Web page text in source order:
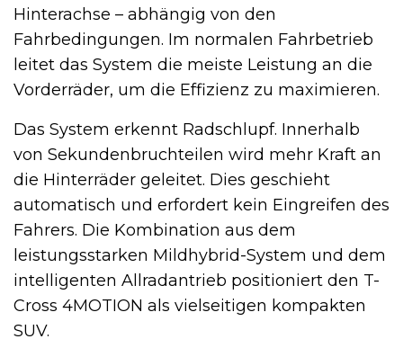
Hinterachse – abhängig von den
Fahrbedingungen. Im normalen Fahrbetrieb
leitet das System die meiste Leistung an die
Vorderräder, um die Effizienz zu maximieren.
Das System erkennt Radschlupf. Innerhalb
von Sekundenbruchteilen wird mehr Kraft an
die Hinterräder geleitet. Dies geschieht
automatisch und erfordert kein Eingreifen des
Fahrers. Die Kombination aus dem
leistungsstarken Mildhybrid-System und dem
intelligenten Allradantrieb positioniert den T-
Cross 4MOTION als vielseitigen kompakten
SUV.